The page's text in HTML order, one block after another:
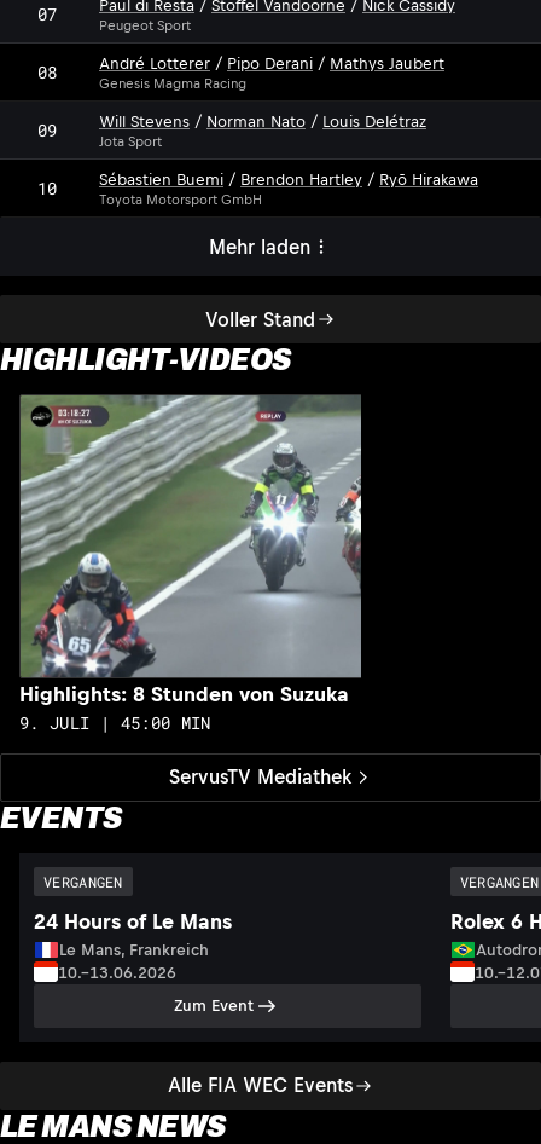
Voller Stand
07 Paul di Resta / Stoffel Vandoorne / Nick Cassidy
Peugeot Sport
08 André Lotterer / Pipo Derani / Mathys Jaubert
Genesis Magma Racing
09 Will Stevens / Norman Nato / Louis Delétraz
Jota Sport
10 Sébastien Buemi / Brendon Hartley / Ryō Hirakawa
Toyota Motorsport GmbH
Mehr laden
HIGHLIGHT-VIDEOS
ServusTV Mediathek
Highlights: 8 Stunden von Suzuka
9. JULI | 45:00 MIN
EVENTS
Alle FIA WEC Events
VERGANGEN
24 Hours of Le Mans
Le Mans, Frankreich
10.–13.06.2026
Zum Event
VERGANGEN
Rolex 6
LE MANS NEWS